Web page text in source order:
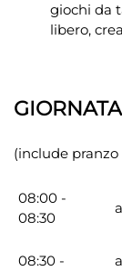
giochi da
libero,
(include
08:00 -
08:30
08:30 -